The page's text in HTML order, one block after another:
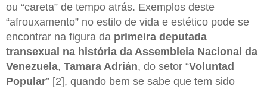
ou “careta” de tempo atrás. Exemplos deste
“afrouxamento” no estilo de vida e estético pode se
encontrar na figura da primeira deputada
transexual na história da Assembleia Nacional da
Venezuela, Tamara Adrián, do setor “Voluntad
Popular” [2], quando bem se sabe que tem sido